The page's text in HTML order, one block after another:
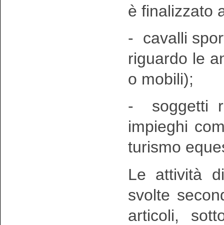
è finalizzato
- cavalli
riguardo le
o mobili);
- soggetti
impieghi
turismo
Le attività
svolte
articoli,